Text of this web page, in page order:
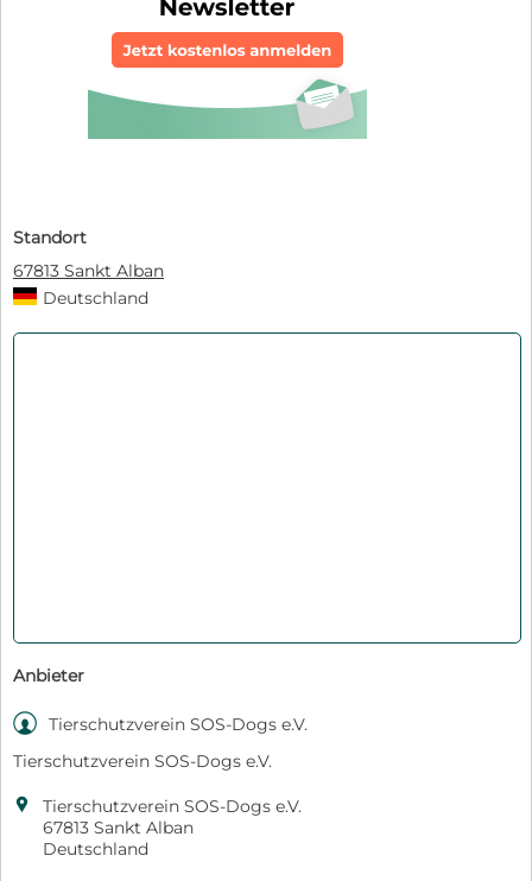
Standort
67813 Sankt Alban
Deutschland
Anbieter
 Tierschutzverein SOS-Dogs e.V.
Tierschutzverein SOS-Dogs e.V.

Tierschutzverein SOS-Dogs e.V.
67813 Sankt Alban
Deutschland